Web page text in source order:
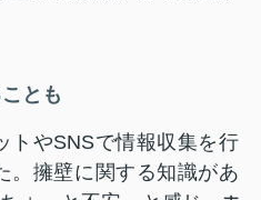
とも
トやSNSで情報収集を行
。擁壁に関する知識があ